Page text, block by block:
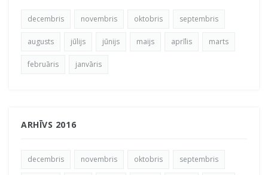
decembris novembris oktobris septembris
augusts jūlijs jūnijs maijs aprīlis marts
februāris janvāris
ARHĪVS 2016
decembris novembris oktobris septembris